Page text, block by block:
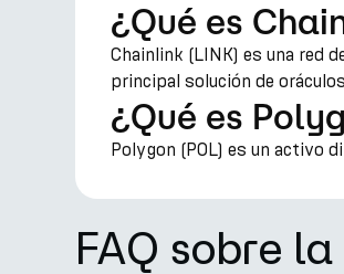
¿Qué es
Chainlink (LINK) es una red
principal solución de
¿Qué es
Polygon (POL) es un activo
FAQ sobre